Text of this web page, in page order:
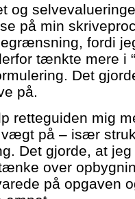
og
på min
fordi
tænkte mere i
Det
på.
retteguiden mig
på – især
Det gjorde, at
over
på opgaven